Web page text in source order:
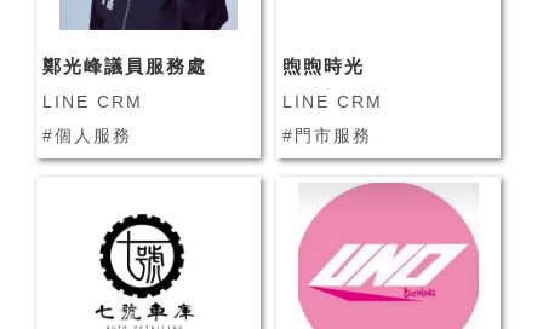
鄭光峰議員服務處
LINE CRM
#個人服務
煦煦時光
LINE CRM
#門市服務